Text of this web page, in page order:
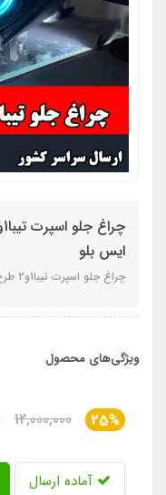
ایس بلو
چراغ جلو اسپرت تیبا1و2 طرح گلس اتش ایس بلو
ویژگی‌های محصول
25%
12,000,000
آماده ارسال